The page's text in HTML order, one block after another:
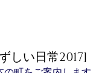
しい日常2017]